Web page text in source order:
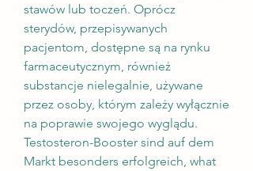
stawów lub toczeń. Oprócz
sterydów, przepisywanych
pacjentom, dostępne są na rynku
farmaceutycznym, również
substancje nielegalnie, używane
przez osoby, którym zależy wyłącznie
na poprawie swojego wyglądu.
Testosteron-Booster sind auf dem
Markt besonders erfolgreich, what